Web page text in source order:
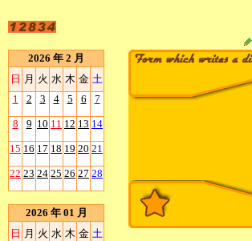
2026 年 2 月
日 月 火 水 木 金 土
1
2 3 4 5 6 7
8 9 10 11 12 13 14
15 16 17 18 19 20 21
22 23 24 25 26 27 28
2026 年 01 月
日 月 火 水 木 金 土